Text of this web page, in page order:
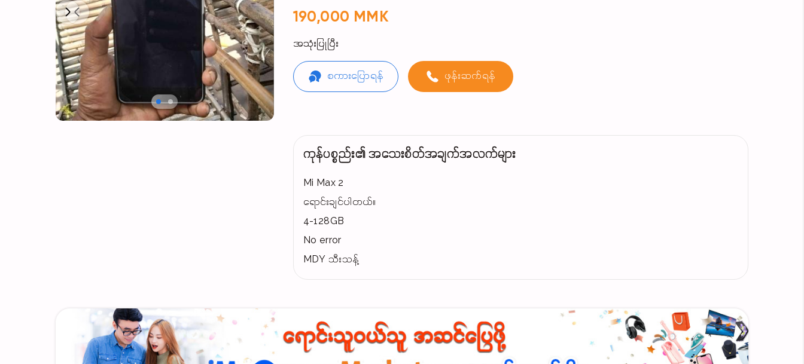
Previous
Next 190,000 MMK
အသုံးပြုပြီး
စကားပြောရန် ဖုန်းဆက်ရန်
ကုန်ပစ္စည်း၏ အသေးစိတ်အချက်အလက်များ
Mi Max 2
ရောင်းချင်ပါတယ်။
4-128GB
No error
MDY သီးသန့်